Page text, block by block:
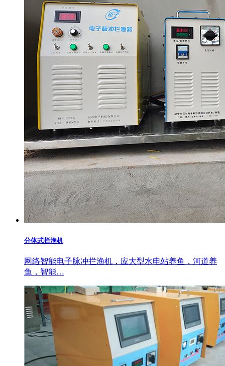
分体式拦渔机
网络智能电子脉冲拦渔机，应大型水电站养鱼，河道养
鱼，智能…